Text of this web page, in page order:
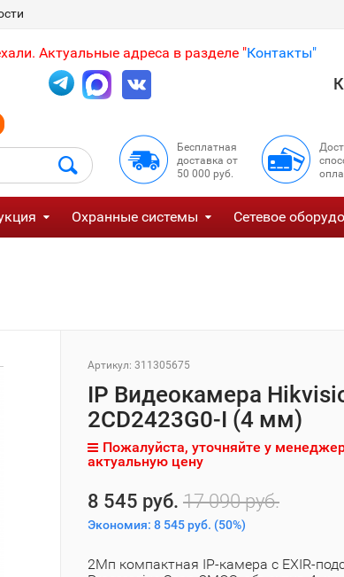
Актуальные адреса в разделе "Контакты"
Бесплатная
доставка от
50 000 руб.
Охранные системы Сетевое
Артикул: 311305675
IP Видеокамера
2CD2423G0-I (4 мм)
Пожалуйста, уточняйте у
актуальную цену
8 545 руб. 17 090 руб.
Экономия: 8 545 руб. (50%)
2Мп компактная IP-камера с EXIR-